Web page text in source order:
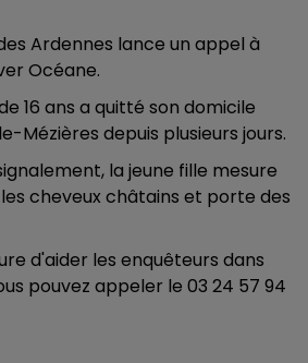
Ardennes lance un appel à
Océane.
16 ans a quitté son domicile
Mézières depuis plusieurs jours.
la jeune fille mesure
les cheveux châtains et porte des
d'aider les enquêteurs dans
pouvez appeler le 03 24 57 94